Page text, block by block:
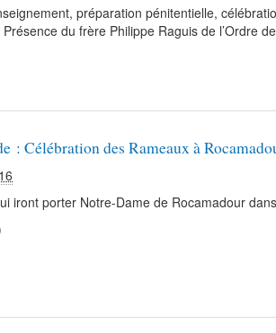
préparation pénitentielle,
du frère Philippe Raguis de l’Ordre
: Célébration des Rameaux à
iront porter Notre-Dame de Rocamadour